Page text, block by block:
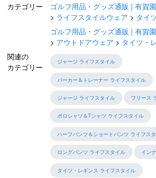
カテゴリー
ゴルフ用品・グッズ通販 | 有賀園
ライフスタイルウェア
タイ
ゴルフ用品・グッズ通販 | 有賀園
アウトドアウェア
タイツ・
関連の
カテゴリー
ジャージ ライフスタイル
パーカー＆トレーナー ライフスタイル
ジャージ ライフスタイル フリース
ポロシャツ＆Tシャツ ライフスタイル
ハーフパンツ＆ショートパンツ ライフス
ロングパンツ ライフスタイル イン
タイツ・レギンス ライフスタイル